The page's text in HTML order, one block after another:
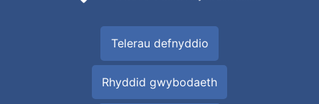
Telerau defnyddio
Rhyddid gwybodaeth